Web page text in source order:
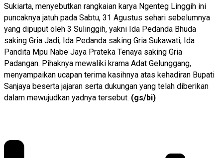
Sukiarta, menyebutkan rangkaian karya Ngenteg Linggih ini
puncaknya jatuh pada Sabtu, 31 Agustus sehari sebelumnya
yang dipuput oleh 3 Sulinggih, yakni Ida Pedanda Bhuda
saking Gria Jadi, Ida Pedanda saking Gria Sukawati, Ida
Pandita Mpu Nabe Jaya Prateka Tenaya saking Gria
Padangan. Pihaknya mewaliki krama Adat Gelunggang,
menyampaikan ucapan terima kasihnya atas kehadiran Bupati
Sanjaya beserta jajaran serta dukungan yang telah diberikan
dalam mewujudkan yadnya tersebut. (gs/bi)